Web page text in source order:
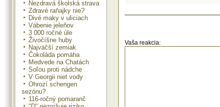
Nezdravá školská strava
Zdravé raňajky nie?
Divé maky v uliciach
Vábenie jeleňov
3 000 ročné úle
Živočíšne huby
Najväčší zemiak
Čokoláda pomáha
Medvede na Chatách
Soľou proti nádche
V Georgii niet vody
Ohrozí schengen
sezónu?
116-ročný pomaranč
Vaša reakcia: